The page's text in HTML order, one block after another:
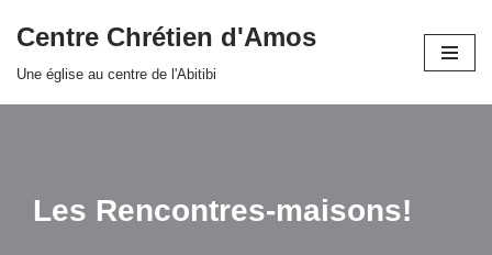
Centre Chrétien d'Amos
Une église au centre de l'Abitibi
Les Rencontres-maisons!